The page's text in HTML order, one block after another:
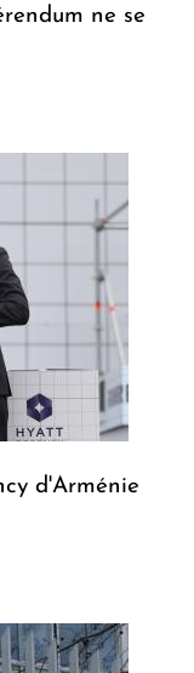
ne se
d'Arménie